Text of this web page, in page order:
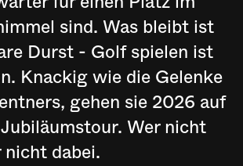
sind. Was bleibt ist
Durst - Golf spielen ist
Knackig wie die Gelenke
gehen sie 2026 auf
Wer nicht
dabei.